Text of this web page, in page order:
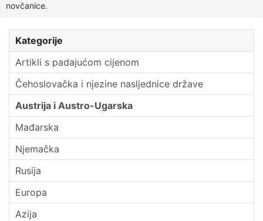
Kategorije
Artikli s padajućom cijenom
Čehoslovačka i njezine nasljednice države
Austrija i Austro-Ugarska
Mađarska
Njemačka
Rusija
Europa
Azija
novčanice.